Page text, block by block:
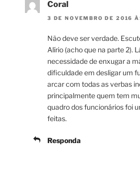
Coral
3 DE NOVEMBRO DE 2016
Não deve ser verdade.
Alírio (acho que na parte 2).
necessidade de enxugar a
dificuldade em desligar um
arcar com todas as verbas
principalmente quem tem
quadro dos funcionários foi
feitas.
Responda